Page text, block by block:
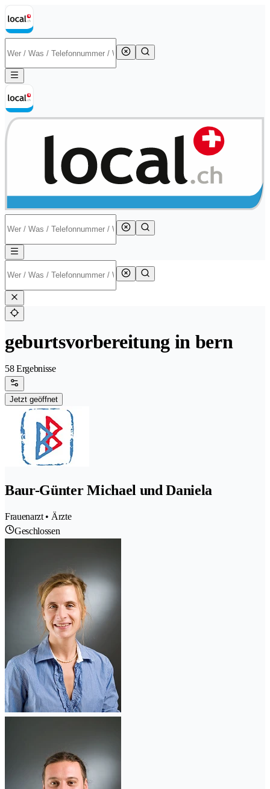
geburtsvorbereitung in bern
58 Ergebnisse
Jetzt geöffnet
Baur-Günter Michael und Daniela
Frauenarzt • Ärzte
Geschlossen